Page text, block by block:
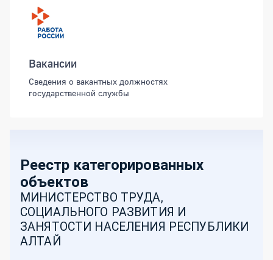
Вакансии
Сведения о вакантных должностях
государственной службы